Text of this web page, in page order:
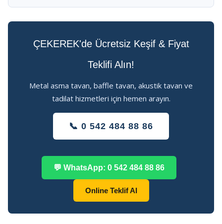
ÇEKEREK'de Ücretsiz Keşif & Fiyat
Teklifi Alın!
Metal asma tavan, baffle tavan, akustik tavan ve
tadilat hizmetleri için hemen arayın.
📞 0 542 484 88 86
💬 WhatsApp: 0 542 484 88 86
Online Teklif Al